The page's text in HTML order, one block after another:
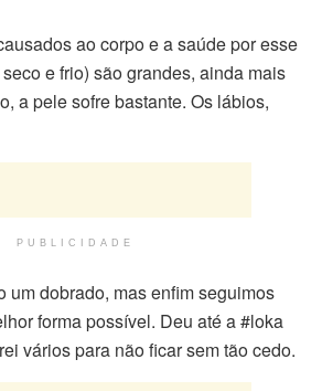
ao corpo e a saúde por esse
e frio) são grandes, ainda mais
a pele sofre bastante. Os lábios,
PUBLICIDADE
um dobrado, mas enfim seguimos
forma possível. Deu até a #loka
vários para não ficar sem tão cedo.